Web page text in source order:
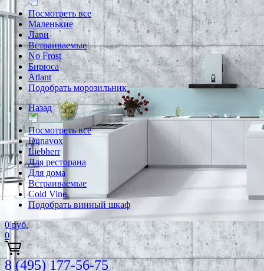
Посмотреть все
Маленькие
Лари
Встраиваемые
No Frost
Бирюса
Atlant
Подобрать морозильник
Назад
Посмотреть все
Dunavox
Liebherr
Для ресторана
Для дома
Встраиваемые
Cold Vine
Подобрать винный шкаф
0 руб.
0
8 (495) 177-56-75